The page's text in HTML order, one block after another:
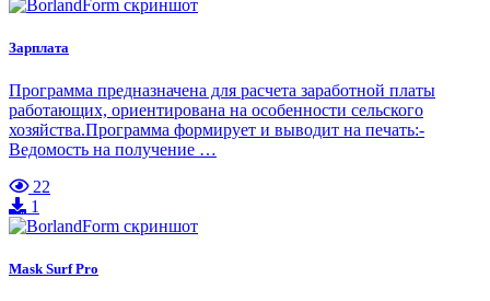
Зарплата
Программа предназначена для расчета заработной платы
работающих, ориентирована на особенности сельского
хозяйства.Программа формирует и выводит на печать:-
Ведомость на получение …
22
1
Mask Surf Pro